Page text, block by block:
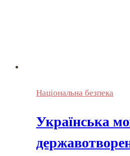
Національна безпека
Українська